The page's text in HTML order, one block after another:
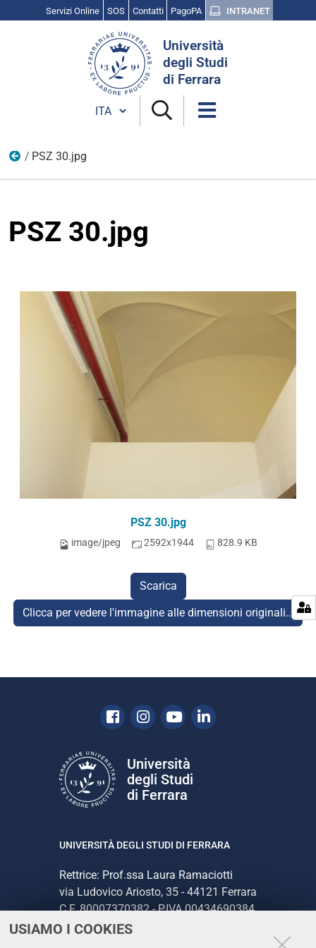
USIAMO I COOKIES
Servizi Online SOS Contatti PagoPA INTRANET
Università
degli Studi
di Ferrara
Cambia lingua
Palazzo Strozzi
PSZ 30.jpg
PSZ 30.jpg
PSZ 30.jpg
image/jpeg 2592x1944 828.9 KB
Scarica
Clicca per vedere l'immagine alle dimensioni originali…
Facebook
Instagram
YoutubeLinkedin
Università
degli Studi
di Ferrara
UNIVERSITÀ DEGLI STUDI DI FERRARA
Rettrice: Prof.ssa Laura Ramaciotti
via Ludovico Ariosto, 35 - 44121 Ferrara
C.F. 80007370382 - P.IVA 00434690384